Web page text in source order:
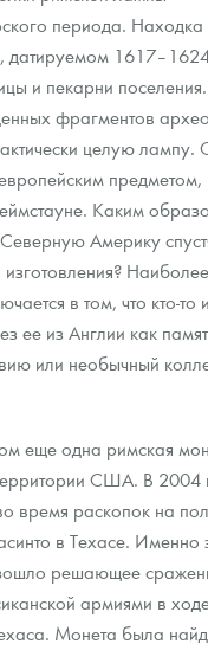
периода.
датируемом
и пекарни
фрагментов
целую лампу.
предметом,
Каким
Америку
изготовления?
в том, что кто-то
ее из Англии как
или необычный
еще одна римская
США. В 2004
время раскопок на
в Техасе. Именно
решающее
армиями в
Монета была